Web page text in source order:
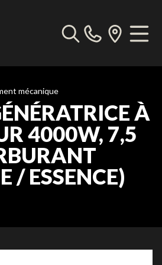
mécanique
À
4000W, 7,5
/ ESSENCE)